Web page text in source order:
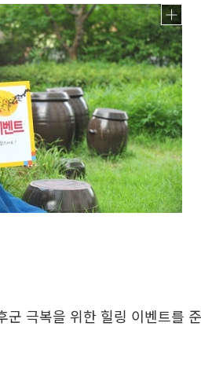
극복을 위한 힐링 이벤트를